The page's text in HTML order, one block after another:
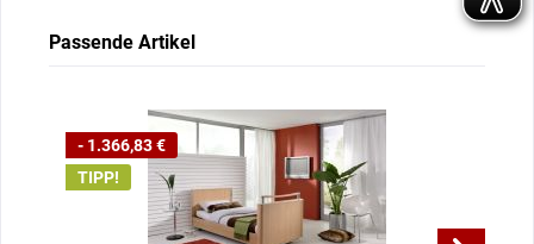
Passende Artikel
- 1.366,83 €
TIPP!